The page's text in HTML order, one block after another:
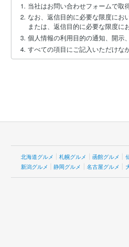
当社はお問い合わせフォームで取
なお、返信目的に必要な限度にお
または、返信目的に必要な限度
個人情報の利用目的の通知、開示
すべての項目にご記入いただけな
北海道グルメ 札幌グルメ 函館グルメ
新潟グルメ
静岡グルメ 名古屋グルメ